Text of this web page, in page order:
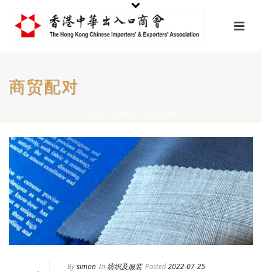
商贸配对
Bysimon In纺织及服装 Posted2022-07-25